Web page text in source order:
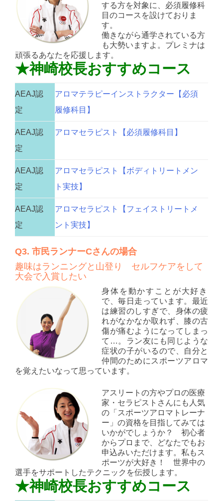
する方を対象に、必須履修科
目のコースを設けておりま
す。
働きながら通学されている方
も大勢いますよ。プレミナは
頑張るあなたを応援します。
★神崎校長おすすめコース
AEAJ認
定
アロマテラピーインストラクター【必須
履修科目】
AEAJ認
定
アロマセラピスト【必須履修科目】
AEAJ認
定
アロマセラピスト【ボディトリートメン
ト実技】
AEAJ認
定
アロマセラピスト【フェイストリートメ
ント実技】
Q3. 市民ランナーCさんの場合
趣味はランニングと山登り セルフケアをして
大会で入賞したい
身体を動かすことが大好き
で、毎日走っています。最近
は練習のしすぎで、身体の疲
れがなかなか取れず、膝の古
傷が痛むようになってしまっ
て…。ラン友にも同じような
症状の子がいるので、自分と
仲間のためにスポーツアロマ
を覚えたいなって思っています。
アスリートの方やプロの医療
家・セラピストさんにも人気
の「スポーツアロマトレーナ
ー」の資格を目指してみては
いかがでしょうか？ 初心者
からプロまで、どなたでもお
申込みいただけます。私もス
ポーツが大好き！ 世界中の
選手をサポートしたテクニックを伝授します。
★神崎校長おすすめコース